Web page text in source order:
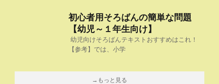
初心者用そろばんの簡単な問題
【幼児～１年生向け】
幼児向けそろばんテキストおすすめはこれ！
【参考】では、小学
→もっと見る